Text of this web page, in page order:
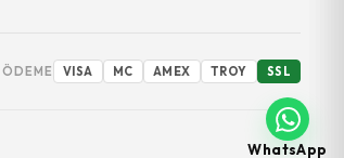
VISA MC AMEX TROY SSL
WhatsApp